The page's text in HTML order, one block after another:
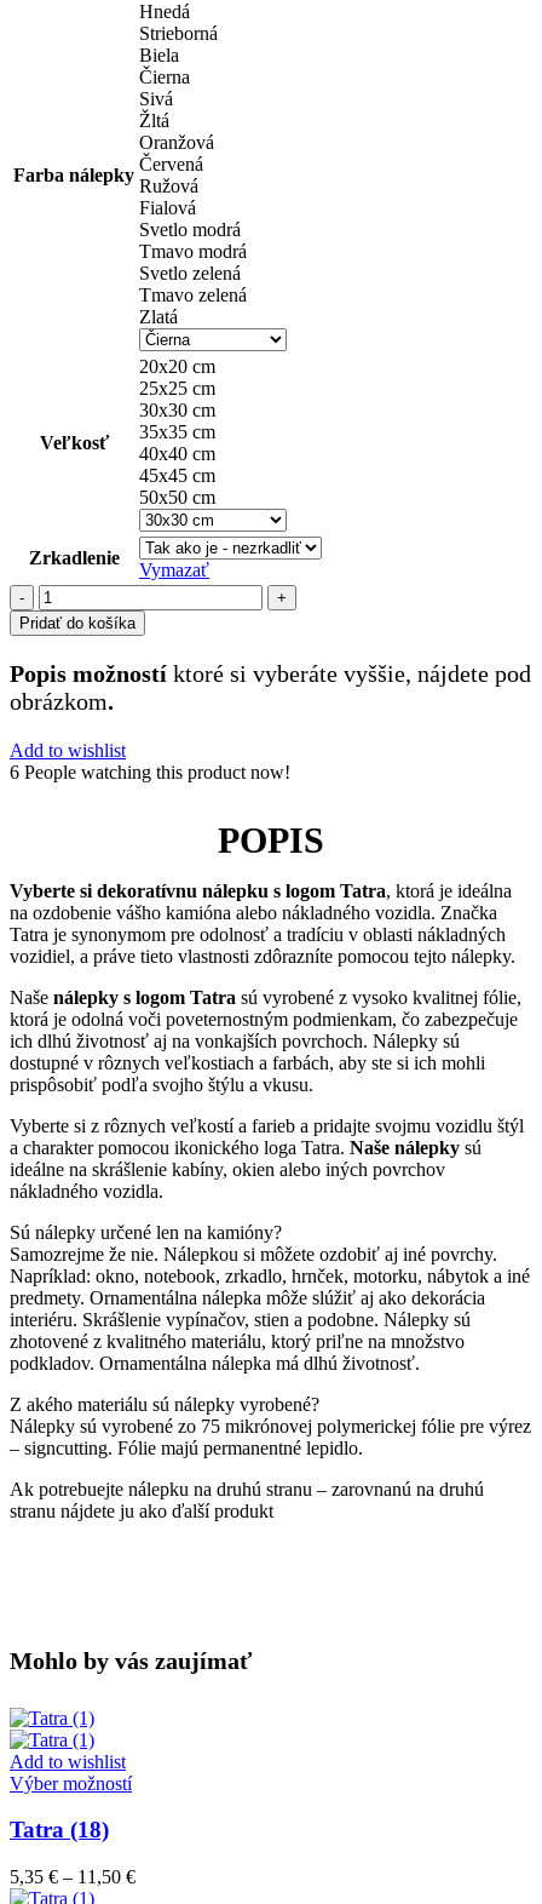
Farba nálepky
Hnedá
Strieborná
Biela
Čierna
Sivá
Žltá
Oranžová
Červená
Ružová
Fialová
Svetlo modrá
Tmavo modrá
Svetlo zelená
Tmavo zelená
Zlatá
Veľkosť
20x20 cm
25x25 cm
30x30 cm
35x35 cm
40x40 cm
45x45 cm
50x50 cm
Zrkadlenie
Vymazať
množstvo
Tatra
(2)
Pridať do košíka
Popis možností ktoré si vyberáte vyššie, nájdete pod
obrázkom.
Add to wishlist
6 People watching this product now!
POPIS
Vyberte si dekoratívnu nálepku s logom Tatra, ktorá je ideálna
na ozdobenie vášho kamióna alebo nákladného vozidla. Značka
Tatra je synonymom pre odolnosť a tradíciu v oblasti nákladných
vozidiel, a práve tieto vlastnosti zdôrazníte pomocou tejto nálepky.
Naše nálepky s logom Tatra sú vyrobené z vysoko kvalitnej fólie,
ktorá je odolná voči poveternostným podmienkam, čo zabezpečuje
ich dlhú životnosť aj na vonkajších povrchoch. Nálepky sú
dostupné v rôznych veľkostiach a farbách, aby ste si ich mohli
prispôsobiť podľa svojho štýlu a vkusu.
Vyberte si z rôznych veľkostí a farieb a pridajte svojmu vozidlu štýl
a charakter pomocou ikonického loga Tatra. Naše nálepky sú
ideálne na skrášlenie kabíny, okien alebo iných povrchov
nákladného vozidla.
Sú nálepky určené len na kamióny?
Samozrejme že nie. Nálepkou si môžete ozdobiť aj iné povrchy.
Napríklad: okno, notebook, zrkadlo, hrnček, motorku, nábytok a iné
predmety. Ornamentálna nálepka môže slúžiť aj ako dekorácia
interiéru. Skrášlenie vypínačov, stien a podobne. Nálepky sú
zhotovené z kvalitného materiálu, ktorý priľne na množstvo
podkladov. Ornamentálna nálepka má dlhú životnosť.
Z akého materiálu sú nálepky vyrobené?
Nálepky sú vyrobené zo 75 mikrónovej polymerickej fólie pre výrez
– signcutting. Fólie majú permanentné lepidlo.
Ak potrebuejte nálepku na druhú stranu – zarovnanú na druhú
stranu nájdete ju ako ďalší produkt
Mohlo by vás zaujímať
Add to wishlist
Výber možnostíTento
variantov.
Tatra (18)
5,35 € – 11,50 €Price